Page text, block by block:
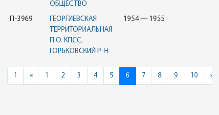
ОБЩЕСТВО
П-3969
ГЕОРГИЕВСКАЯ
ТЕРРИТОРИАЛЬНАЯ
П.О. КПСС,
ГОРЬКОВСКИЙ Р-Н
1954 — 1955
1 «Previous
1 2 3 4 5 6 7 8 9 10 »